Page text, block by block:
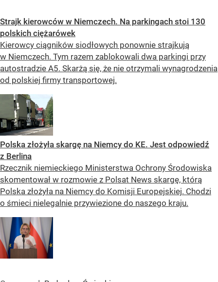
Strajk kierowców w Niemczech. Na parkingach stoi 130
polskich ciężarówek
Kierowcy ciągników siodłowych ponownie strajkują
w Niemczech. Tym razem zablokowali dwa parkingi przy
autostradzie A5. Skarżą się, że nie otrzymali wynagrodzenia
od polskiej firmy transportowej.
Polska złożyła skargę na Niemcy do KE. Jest odpowiedź
z Berlina
Rzecznik niemieckiego Ministerstwa Ochrony Środowiska
skomentował w rozmowie z Polsat News skargę, którą
Polska złożyła na Niemcy do Komisji Europejskiej. Chodzi
o śmieci nielegalnie przywiezione do naszego kraju.